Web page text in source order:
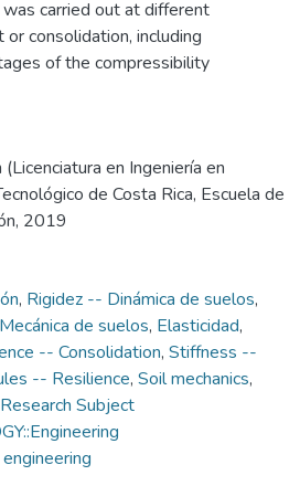
carried out at different
consolidation, including
of the compressibility
en Ingeniería en
de Costa Rica, Escuela de
2019
, Rigidez -- Dinámica de suelos,
Mecánica de suelos, Elasticidad,
-- Consolidation, Stiffness --
-- Resilience, Soil mechanics,
Research Subject